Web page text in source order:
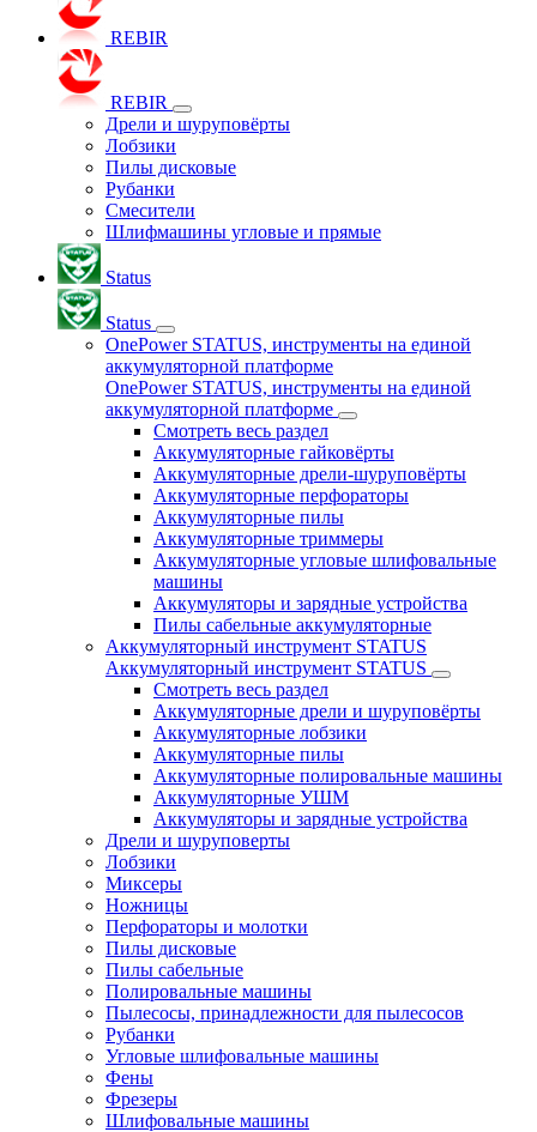
REBIR
REBIR
Дрели и шуруповёрты
Лобзики
Пилы дисковые
Рубанки
Смесители
Шлифмашины угловые и прямые
Status
Status
OnePower STATUS, инструменты на единой
аккумуляторной платформе
OnePower STATUS, инструменты на единой
аккумуляторной платформе
Смотреть весь раздел
Аккумуляторные гайковёрты
Аккумуляторные дрели-шуруповёрты
Аккумуляторные перфораторы
Аккумуляторные пилы
Аккумуляторные триммеры
Аккумуляторные угловые шлифовальные
машины
Аккумуляторы и зарядные устройства
Пилы сабельные аккумуляторные
Аккумуляторный инструмент STATUS
Аккумуляторный инструмент STATUS
Смотреть весь раздел
Аккумуляторные дрели и шуруповёрты
Аккумуляторные лобзики
Аккумуляторные пилы
Аккумуляторные полировальные машины
Аккумуляторные УШМ
Аккумуляторы и зарядные устройства
Дрели и шуруповерты
Лобзики
Миксеры
Ножницы
Перфораторы и молотки
Пилы дисковые
Пилы сабельные
Полировальные машины
Пылесосы, принадлежности для пылесосов
Рубанки
Угловые шлифовальные машины
Фены
Фрезеры
Шлифовальные машины